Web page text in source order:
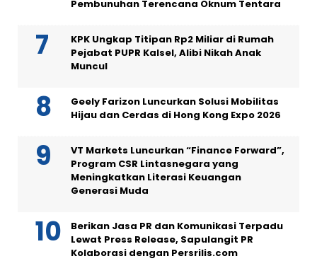
Pembunuhan Terencana Oknum Tentara
KPK Ungkap Titipan Rp2 Miliar di Rumah
Pejabat PUPR Kalsel, Alibi Nikah Anak
Muncul
Geely Farizon Luncurkan Solusi Mobilitas
Hijau dan Cerdas di Hong Kong Expo 2026
VT Markets Luncurkan “Finance Forward”,
Program CSR Lintasnegara yang
Meningkatkan Literasi Keuangan
Generasi Muda
Berikan Jasa PR dan Komunikasi Terpadu
Lewat Press Release, Sapulangit PR
Kolaborasi dengan Persrilis.com